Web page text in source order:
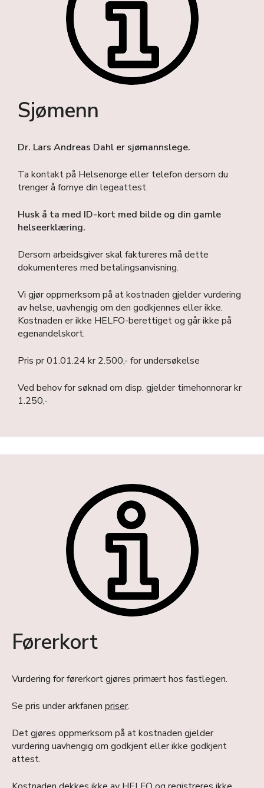
Sjømenn
Dr. Lars Andreas Dahl er sjømannslege.
Ta kontakt på Helsenorge eller telefon dersom du
trenger å fornye din legeattest.
Husk å ta med ID-kort med bilde og din gamle
helseerklæring.
Dersom arbeidsgiver skal faktureres må dette
dokumenteres med betalingsanvisning.
Vi gjør oppmerksom på at kostnaden gjelder vurdering
av helse, uavhengig om den godkjennes eller ikke.
Kostnaden er ikke HELFO-berettiget og går ikke på
egenandelskort.
Pris pr 01.01.24 kr 2.500,- for undersøkelse
Ved behov for søknad om disp. gjelder timehonnorar kr
1.250,-
Førerkort
Vurdering for førerkort gjøres primært hos fastlegen.
Se pris under arkfanen priser.
Det gjøres oppmerksom på at kostnaden gjelder
vurdering uavhengig om godkjent eller ikke godkjent
attest.